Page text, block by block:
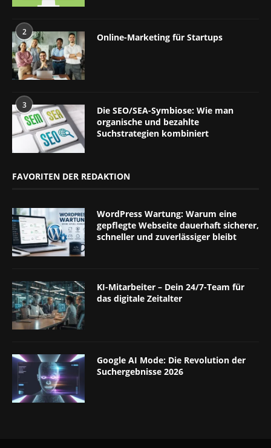
2 Online-Marketing für Startups
3
Die SEO/SEA-Symbiose: Wie man
organische und bezahlte
Suchstrategien kombiniert
FAVORITEN DER REDAKTION
WordPress Wartung: Warum eine
gepflegte Webseite dauerhaft sicherer,
schneller und zuverlässiger bleibt
KI-Mitarbeiter – Dein 24/7-Team für
das digitale Zeitalter
Google AI Mode: Die Revolution der
Suchergebnisse 2026